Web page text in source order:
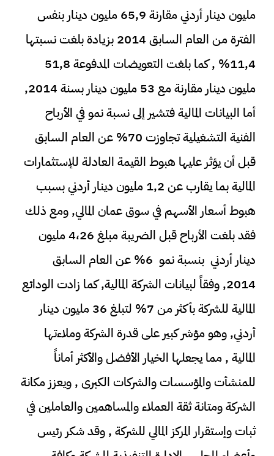
مليون دينار أردني مقارنة 65,9 مليون دينار بنفس
الفترة من العام السابق 2014 بزيادة بلغت نسبتها
11,4% , كما بلغت التعويضات المدفوعة 51,8
مليون دينار مقارنة مع 53 مليون دينار بسنة 2014,
أما البيانات المالية فتشير إلى نسبة نمو في الأرباح
الفنية التشغيلية تجاوزت 70% عن العام السابق
قبل أن يؤثر عليها هبوط القيمة العادلة للإستثمارات
المالية بما يقارب عن 1,2 مليون دينار أردني بسبب
هبوط أسعار الأسهم في سوق عمان المالي, ومع ذلك
فقد بلغت الأرباح قبل الضريبة مبلغ 4،26 مليون
دينار أردني بنسبة نمو 6% عن العام السابق
2014, وفقاً لبيانات الشركة المالية, كما زادت الودائع
المالية للشركة بأكثر من 7% لتبلغ 36 مليون دينار
أردني, وهو مؤشر كبير على قدرة الشركة وملاءتها
المالية , مما يجعلها الخيار الأفضل والأكثر أماناً
للمنشأت والمؤسسات والشركات الكبرى , ويعزز مكانة
الشركة ومتانة ثقة العملاء والمساهمين والعاملين في
ثبات وإستقرار المركز المالي للشركة , وقد شكر رئيس